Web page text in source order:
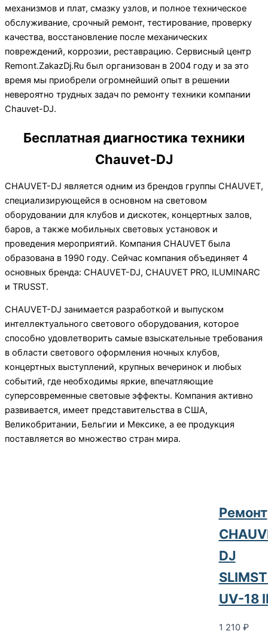
механизмов и плат, смазку узлов, и полное техническое
обслуживание, срочный ремонт, тестирование, проверку
качества, восстановление после механических
повреждений, коррозии, реставрацию. Сервисный центр
Remont.ZakazDj.Ru был организован в 2004 году и за это
время мы приобрели огромнейший опыт в решении
невероятно трудных задач по ремонту техники компании
Chauvet-DJ.
Бесплатная диагностика техники
Chauvet-DJ
CHAUVET-DJ является одним из брендов группы CHAUVET,
специализирующейся в основном на световом
оборудовании для клубов и дискотек, концертных залов,
баров, а также мобильных световых установок и
проведения мероприятий. Компания CHAUVET была
образована в 1990 году. Сейчас компания объединяет 4
основных бренда: CHAUVET-DJ, CHAUVET PRO, ILUMINARC
и TRUSST.
CHAUVET-DJ занимается разработкой и выпуском
интеллектуального светового оборудования, которое
способно удовлетворить самые взыскательные требования
в области светового оформления ночных клубов,
концертных выступлений, крупных вечеринок и любых
событий, где необходимы яркие, впечатляющие
суперсовременные световые эффекты. Компания активно
развивается, имеет представительства в США,
Великобритании, Бельгии и Мексике, а ее продукция
поставляется во множество стран мира.
Ремонт
DJ
UV-18
1 210 ₽